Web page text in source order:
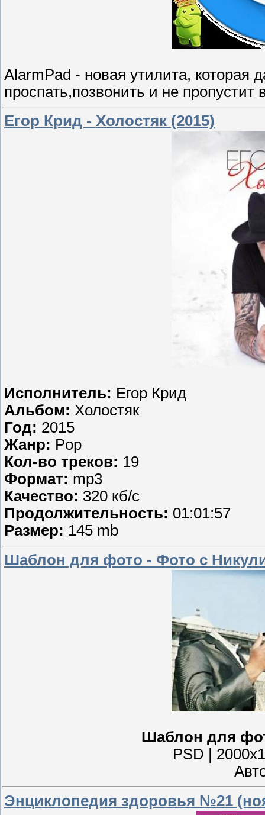
AlarmPad - новая утилита, которая
проспать,позвонить и не
Егор Крид - Холостяк (2015)
Исполнитель: Егор Крид
Альбом: Холостяк
Год: 2015
Жанр: Pop
Кол-во треков: 19
Формат: mp3
Качество: 320 кб/с
Продолжительность: 01:01:57
Размер: 145 mb
Шаблон для фото - Фото с
Шаблон для
PSD |
Энциклопедия здоровья №21